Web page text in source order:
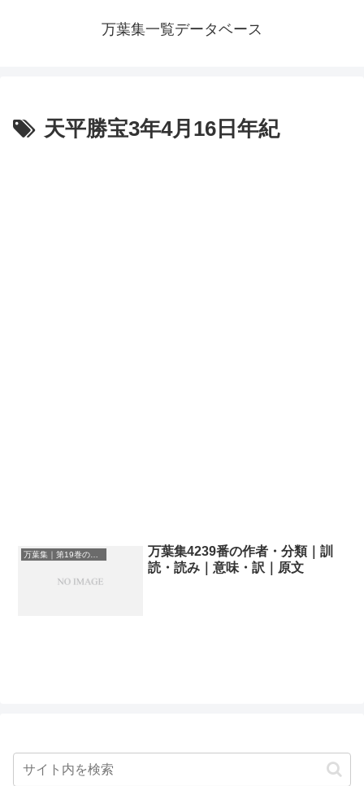
万葉集一覧データベース
天平勝宝3年4月16日年紀
万葉集｜第19巻の和歌一覧
万葉集4239番の作者・分類｜訓
読・読み｜意味・訳｜原文